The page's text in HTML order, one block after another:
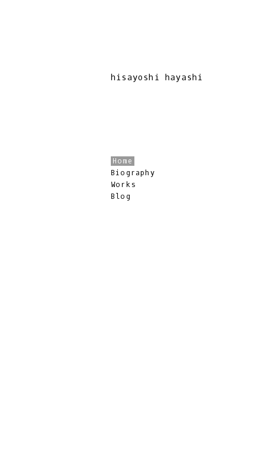
hisayoshi hayashi
Home
Biography
Works
Blog